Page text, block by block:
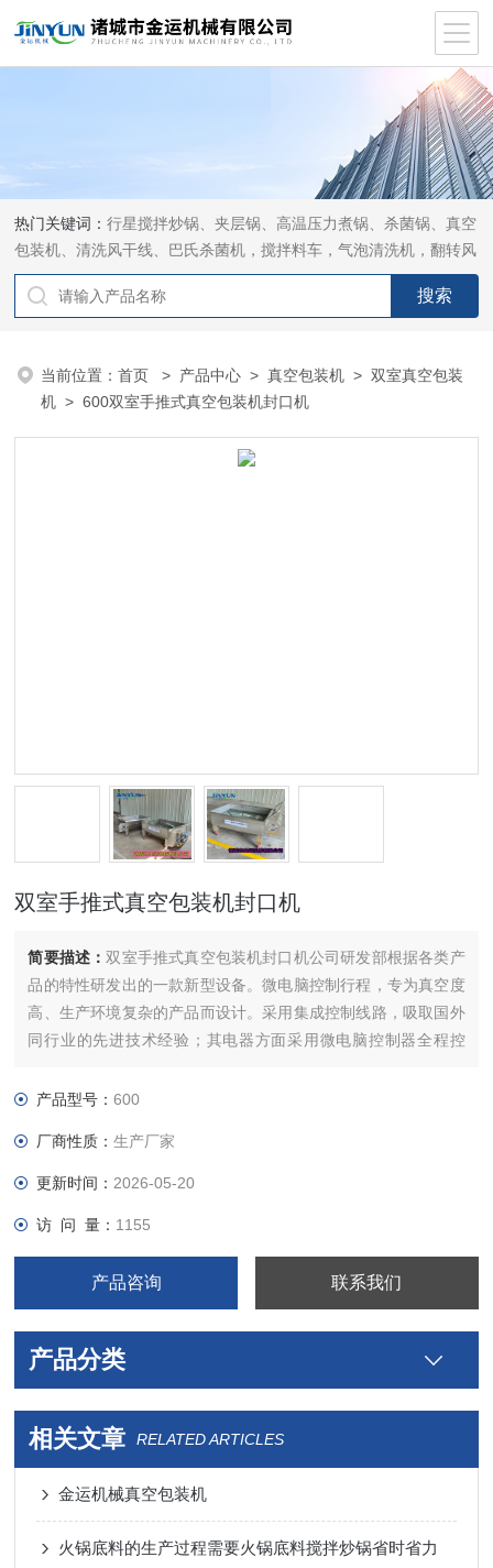
热门关键词：行星搅拌炒锅、夹层锅、高温压力煮锅、杀菌锅、真空
包装机、清洗风干线、巴氏杀菌机，搅拌料车，气泡清洗机，翻转风
干机
当前位置：首页 > 产品中心 >真空包装机 >双室真空包装
机 > 600双室手推式真空包装机封口机
双室手推式真空包装机封口机
简要描述：双室手推式真空包装机封口机公司研发部根据各类产
品的特性研发出的一款新型设备。微电脑控制行程，专为真空度
高、生产环境复杂的产品而设计。采用集成控制线路，吸取国外
同行业的先进技术经验；其电器方面采用微电脑控制器全程控
产品型号：600
厂商性质：生产厂家
更新时间： 2026-05-20
访 问 量： 1155
产品咨询 联系我们
产品分类
相关文章 RELATED ARTICLES
金运机械真空包装机
火锅底料的生产过程需要火锅底料搅拌炒锅省时省力